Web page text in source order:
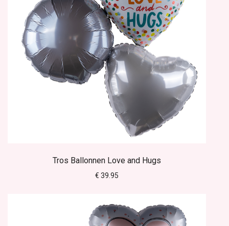
Tros Ballonnen Love and Hugs
€ 39.95